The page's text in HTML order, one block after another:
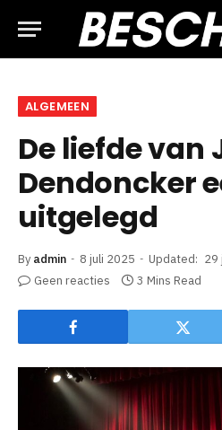
ALGEMEEN
De liefde van
Dendoncker
uitgelegd
By admin 8 juli 2025 Updated: 29
Geen reacties
3 Mins Read